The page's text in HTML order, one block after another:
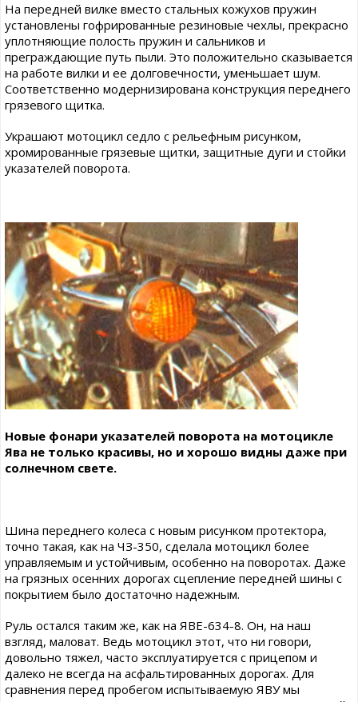
На передней вилке вместо стальных кожухов пружин
установлены гофрированные резиновые чехлы, прекрасно
уплотняющие полость пружин и сальников и
преграждающие путь пыли. Это положительно сказывается
на работе вилки и ее долговечности, уменьшает шум.
Соответственно модернизирована конструкция переднего
грязевого щитка.
Украшают мотоцикл седло с рельефным рисунком,
хромированные грязевые щитки, защитные дуги и стойки
указателей поворота.
Новые фонари указателей поворота на мотоцикле
Ява не только красивы, но и хорошо видны даже при
солнечном свете.
Шина переднего колеса с новым рисунком протектора,
точно такая, как на ЧЗ-350, сделала мотоцикл более
управляемым и устойчивым, особенно на поворотах. Даже
на грязных осенних дорогах сцепление передней шины с
покрытием было достаточно надежным.
Руль остался таким же, как на ЯВЕ-634-8. Он, на наш
взгляд, маловат. Ведь мотоцикл этот, что ни говори,
довольно тяжел, часто эксплуатируется с прицепом и
далеко не всегда на асфальтированных дорогах. Для
сравнения перед пробегом испытываемую ЯВУ мы